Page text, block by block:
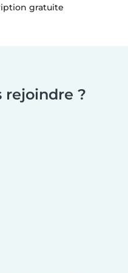
gratuite
rejoindre ?